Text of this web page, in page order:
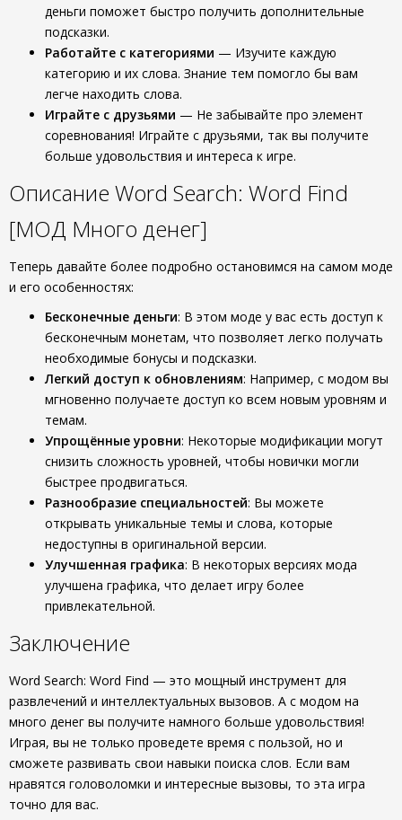
деньги поможет быстро получить дополнительные
подсказки.
Работайте с категориями — Изучите каждую
категорию и их слова. Знание тем помогло бы вам
легче находить слова.
Играйте с друзьями — Не забывайте про элемент
соревнования! Играйте с друзьями, так вы получите
больше удовольствия и интереса к игре.
Описание Word Search: Word Find
[МОД Много денег]
Теперь давайте более подробно остановимся на самом моде
и его особенностях:
Бесконечные деньги: В этом моде у вас есть доступ к
бесконечным монетам, что позволяет легко получать
необходимые бонусы и подсказки.
Легкий доступ к обновлениям: Например, с модом вы
мгновенно получаете доступ ко всем новым уровням и
темам.
Упрощённые уровни: Некоторые модификации могут
снизить сложность уровней, чтобы новички могли
быстрее продвигаться.
Разнообразие специальностей: Вы можете
открывать уникальные темы и слова, которые
недоступны в оригинальной версии.
Улучшенная графика: В некоторых версиях мода
улучшена графика, что делает игру более
привлекательной.
Заключение
Word Search: Word Find — это мощный инструмент для
развлечений и интеллектуальных вызовов. А с модом на
много денег вы получите намного больше удовольствия!
Играя, вы не только проведете время с пользой, но и
сможете развивать свои навыки поиска слов. Если вам
нравятся головоломки и интересные вызовы, то эта игра
точно для вас.